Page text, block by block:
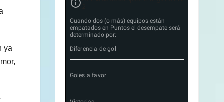
ya
Cuando dos (o más) equipos están
empatados en Puntos el desempate será
determinado por:
Diferencia de gol
Goles a favor